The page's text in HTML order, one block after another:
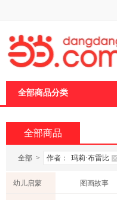
全部商品分类
全部商品
全部 > 作者： 玛莉·布雷比
幼儿启蒙 图画故事
页
加